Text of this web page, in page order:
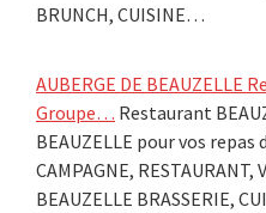
BRUNCH, CUISINE…
AUBERGE DE BEAUZELLE
Groupe… Restaurant
BEAUZELLE pour vos repas
CAMPAGNE, RESTAURANT,
BEAUZELLE BRASSERIE,